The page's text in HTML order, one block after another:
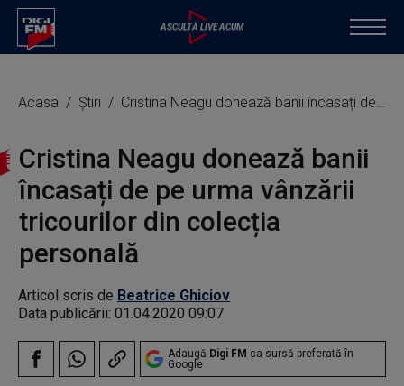
Acasa Știri Cristina Neagu donează banii încasați de pe urma vânzării tricourilor din colecția personală
Cristina Neagu donează banii
încasați de pe urma vânzării
tricourilor din colecția
personală
Articol scris de Beatrice Ghiciov
Data publicării: 01.04.2020 09:07
Adaugă Digi FM ca sursă preferată în
Google